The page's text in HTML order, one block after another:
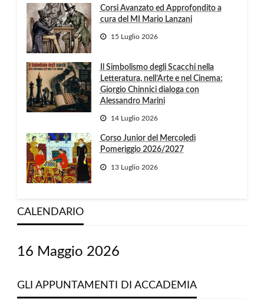
Corsi Avanzato ed Approfondito a
cura del MI Mario Lanzani
15 Luglio 2026
Il Simbolismo degli Scacchi nella
Letteratura, nell’Arte e nel Cinema:
Giorgio Chinnici dialoga con
Alessandro Marini
14 Luglio 2026
Corso Junior del Mercoledì
Pomeriggio 2026/2027
13 Luglio 2026
CALENDARIO
16 Maggio 2026
GLI APPUNTAMENTI DI ACCADEMIA